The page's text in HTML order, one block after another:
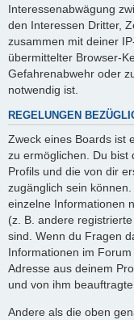
Interessenabwägung
den Interessen Dritter,
zusammen mit deiner
übermittelter Browser-
Gefahrenabwehr oder
notwendig ist.
REGELUNGEN
Zweck eines Boards ist
zu ermöglichen. Du bist
Profils und die von dir
zugänglich sein
einzelne Informationen
(z. B. andere
sind. Wenn du Fragen
Informationen im
Adresse aus deinem
und von ihm
Andere als die oben